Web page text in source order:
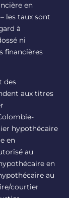
en
les taux sont
à
ni
financières
des
aux titres
hypothécaire
en
au
en
au
courtier